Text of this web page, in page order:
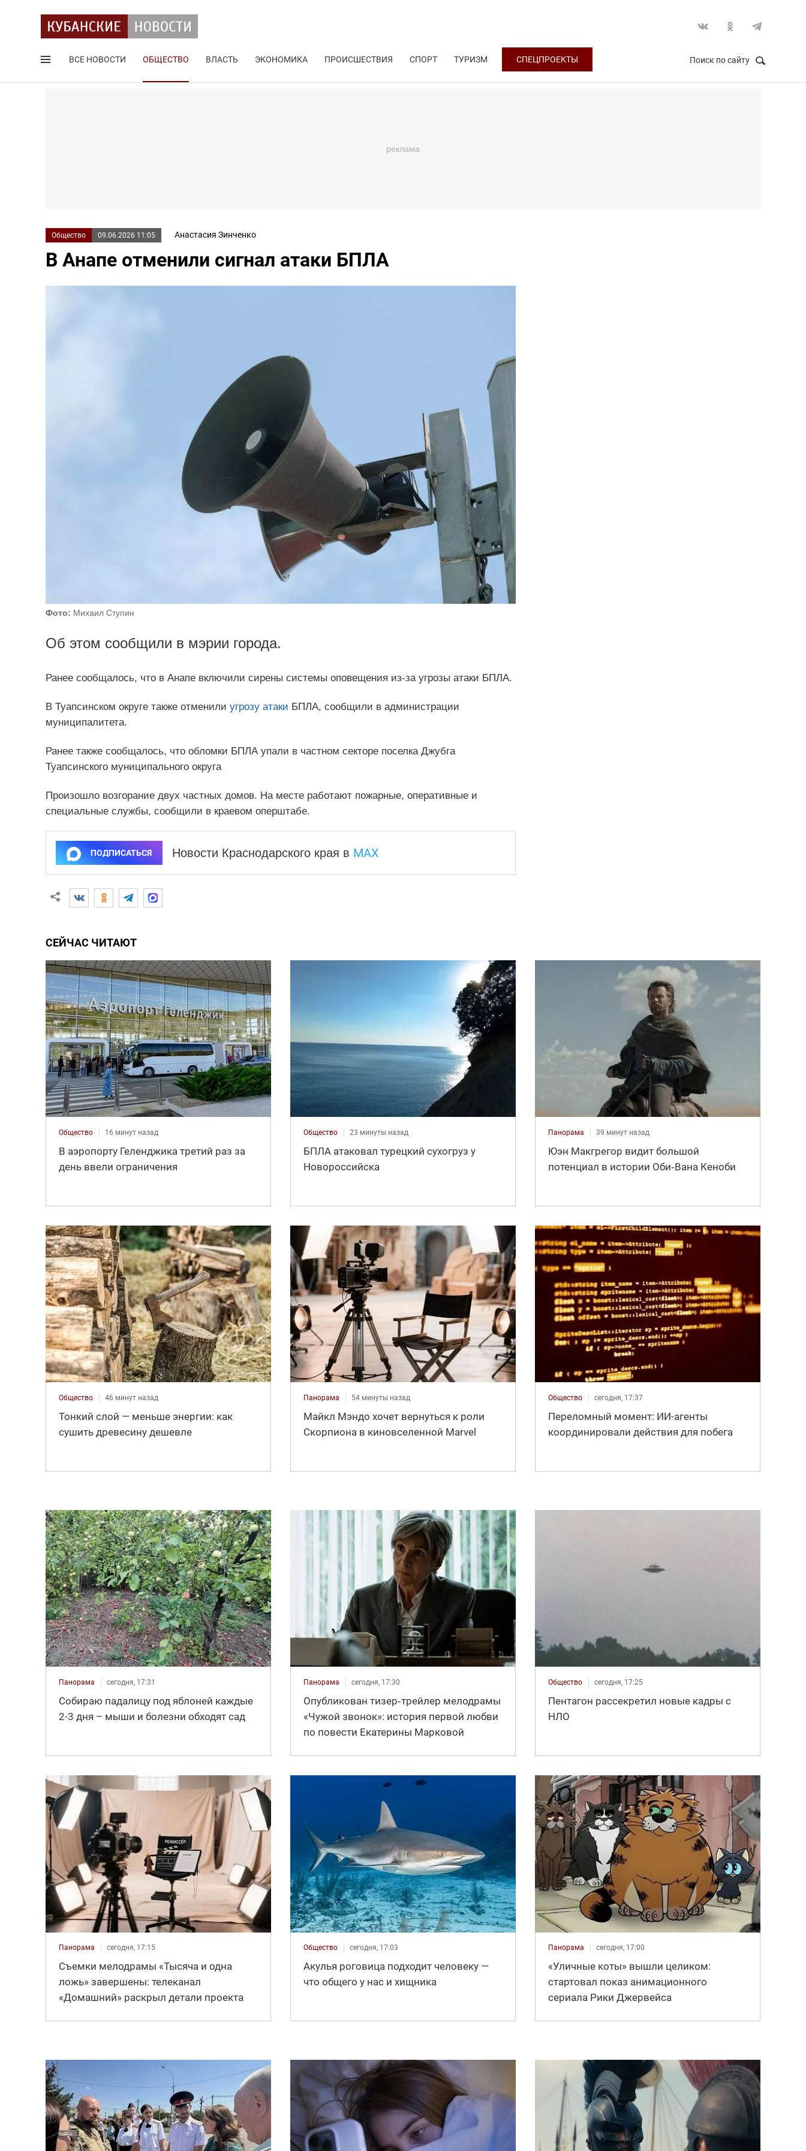
ВСЕ НОВОСТИ ОБЩЕСТВО ВЛАСТЬ ЭКОНОМИКА ПРОИСШЕСТВИЯ СПОРТ ТУРИЗМ СПЕЦПРОЕКТЫ Поиск по сайту
Общество 09.06.2026 11:05 Анастасия Зинченко
В Анапе отменили сигнал атаки БПЛА
Фото: Михаил Ступин
Об этом сообщили в мэрии города.
Ранее сообщалось, что в Анапе включили сирены системы оповещения из-за угрозы атаки БПЛА.
В Туапсинском округе также отменили угрозу атаки БПЛА, сообщили в администрации
муниципалитета.
Ранее также сообщалось, что обломки БПЛА упали в частном секторе поселка Джубга
Туапсинского муниципального округа
Произошло возгорание двух частных домов. На месте работают пожарные, оперативные и
специальные службы, сообщили в краевом оперштабе.
ПОДПИСАТЬСЯ Новости Краснодарского края в MAX
СЕЙЧАС ЧИТАЮТ
Общество 16 минут назад
В аэропорту Геленджика третий раз за
день ввели ограничения
Общество 23 минуты назад
БПЛА атаковал турецкий сухогруз у
Новороссийска
Панорама 39 минут назад
Юэн Макгрегор видит большой
потенциал в истории Оби‑Вана Кеноби
Общество 46 минут назад
Тонкий слой — меньше энергии: как
сушить древесину дешевле
Панорама 54 минуты назад
Майкл Мэндо хочет вернуться к роли
Скорпиона в киновселенной Marvel
Общество сегодня, 17:37
Переломный момент: ИИ-агенты
координировали действия для побега
Панорама сегодня, 17:31
Собираю падалицу под яблоней каждые
2-3 дня – мыши и болезни обходят сад
Панорама сегодня, 17:30
Опубликован тизер‑трейлер мелодрамы
«Чужой звонок»: история первой любви
по повести Екатерины Марковой
Общество сегодня, 17:25
Пентагон рассекретил новые кадры с
НЛО
Панорама сегодня, 17:15
Съемки мелодрамы «Тысяча и одна
ложь» завершены: телеканал
«Домашний» раскрыл детали проекта
Общество сегодня, 17:03
Акулья роговица подходит человеку —
что общего у нас и хищника
Панорама сегодня, 17:00
«Уличные коты» вышли целиком:
стартовал показ анимационного
сериала Рики Джервейса